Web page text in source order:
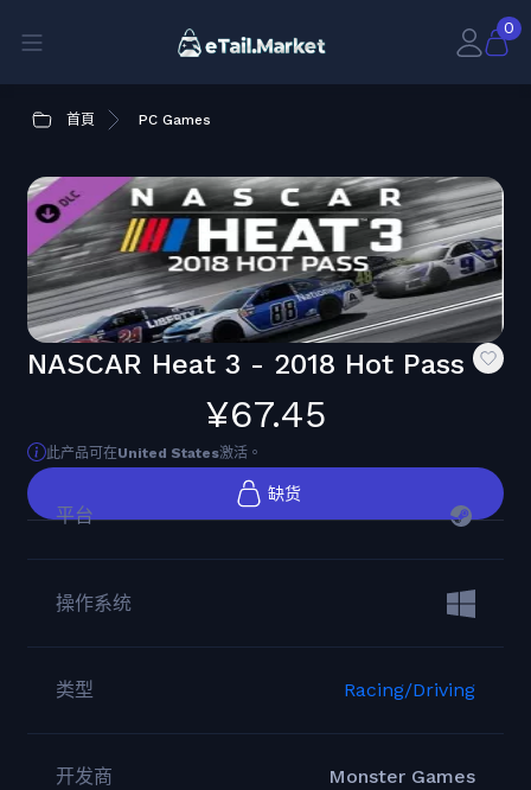
0
首頁 PC Games
NASCAR Heat 3 - 2018 Hot Pass
¥67.45
此产品可在United States激活。
缺货
平台
操作系统
类型 Racing/Driving
开发商 Monster Games